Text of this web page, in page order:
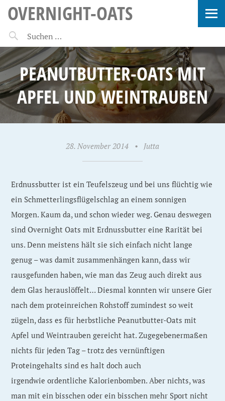
OVERNIGHT-OATS
PEANUTBUTTER-OATS MIT
APFEL UND WEINTRAUBEN
28. November 2014 • Jutta
Erdnussbutter ist ein Teufelszeug und bei uns flüchtig wie
ein Schmetterlingsflügelschlag an einem sonnigen
Morgen. Kaum da, und schon wieder weg. Genau deswegen
sind Overnight Oats mit Erdnussbutter eine Rarität bei
uns. Denn meistens hält sie sich einfach nicht lange
genug – was damit zusammenhängen kann, dass wir
rausgefunden haben, wie man das Zeug auch direkt aus
dem Glas herauslöffelt… Diesmal konnten wir unsere Gier
nach dem proteinreichen Rohstoff zumindest so weit
zügeln, dass es für herbstliche Peanutbutter-Oats mit
Apfel und Weintrauben gereicht hat. Zugegebenermaßen
nichts für jeden Tag – trotz des vernünftigen
Proteingehalts sind es halt doch auch
irgendwie ordentliche Kalorienbomben. Aber nichts, was
man mit ein bisschen oder ein bisschen mehr Sport nicht